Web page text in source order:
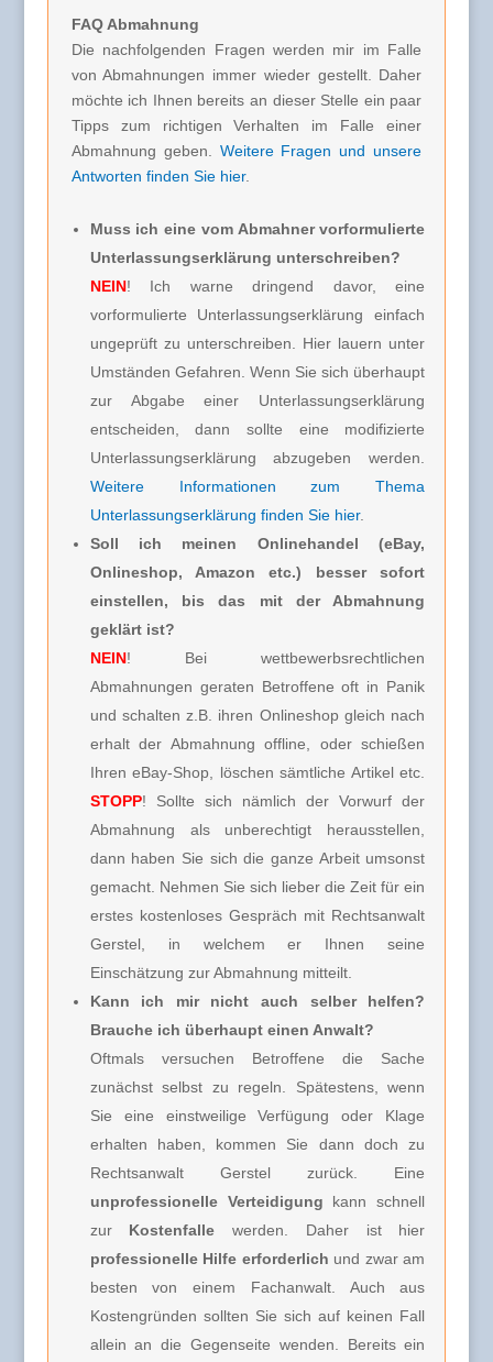
FAQ Abmahnung
Die nachfolgenden Fragen werden mir im Falle
von Abmahnungen immer wieder gestellt. Daher
möchte ich Ihnen bereits an dieser Stelle ein paar
Tipps zum richtigen Verhalten im Falle einer
Abmahnung geben. Weitere Fragen und unsere
Antworten finden Sie hier.
Muss ich eine vom Abmahner vorformulierte
Unterlassungserklärung unterschreiben?
NEIN! Ich warne dringend davor, eine
vorformulierte Unterlassungserklärung einfach
ungeprüft zu unterschreiben. Hier lauern unter
Umständen Gefahren. Wenn Sie sich überhaupt
zur Abgabe einer Unterlassungserklärung
entscheiden, dann sollte eine modifizierte
Unterlassungserklärung abzugeben werden.
Weitere Informationen zum Thema
Unterlassungserklärung finden Sie hier.
Soll ich meinen Onlinehandel (eBay,
Onlineshop, Amazon etc.) besser sofort
einstellen, bis das mit der Abmahnung
geklärt ist?
NEIN! Bei wettbewerbsrechtlichen
Abmahnungen geraten Betroffene oft in Panik
und schalten z.B. ihren Onlineshop gleich nach
erhalt der Abmahnung offline, oder schießen
Ihren eBay-Shop, löschen sämtliche Artikel etc.
STOPP! Sollte sich nämlich der Vorwurf der
Abmahnung als unberechtigt herausstellen,
dann haben Sie sich die ganze Arbeit umsonst
gemacht. Nehmen Sie sich lieber die Zeit für ein
erstes kostenloses Gespräch mit Rechtsanwalt
Gerstel, in welchem er Ihnen seine
Einschätzung zur Abmahnung mitteilt.
Kann ich mir nicht auch selber helfen?
Brauche ich überhaupt einen Anwalt?
Oftmals versuchen Betroffene die Sache
zunächst selbst zu regeln. Spätestens, wenn
Sie eine einstweilige Verfügung oder Klage
erhalten haben, kommen Sie dann doch zu
Rechtsanwalt Gerstel zurück. Eine
unprofessionelle Verteidigung kann schnell
zur Kostenfalle werden. Daher ist hier
professionelle Hilfe erforderlich und zwar am
besten von einem Fachanwalt. Auch aus
Kostengründen sollten Sie sich auf keinen Fall
allein an die Gegenseite wenden. Bereits ein